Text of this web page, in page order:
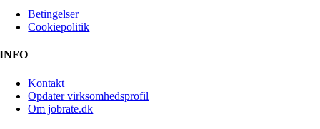
Betingelser
Cookiepolitik
INFO
Kontakt
Opdater virksomhedsprofil
Om jobrate.dk